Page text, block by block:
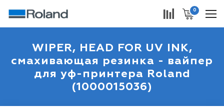
0
WIPER, HEAD FOR UV INK,
смахивающая резинка - вайпер
для уф-принтера Roland
(1000015036)